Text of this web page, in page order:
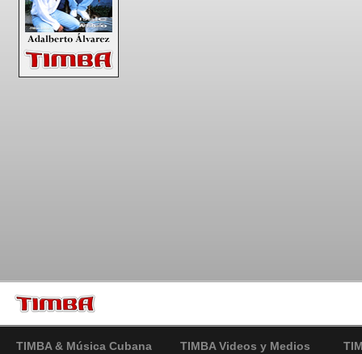
TIMBA & Música Cubana TIMBA Videos y Medios